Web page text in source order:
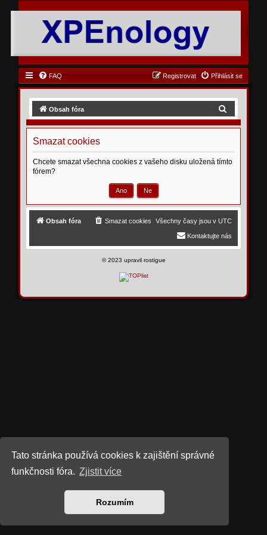
Tato stránka používá cookies k zajištění správné
funkčnosti fóra. Zjistit více
Rozumím
FAQ Přihlásit se
Registrovat
Obsah fóra
d
a
Smazat cookies
Chcete smazat všechna cookies z vašeho disku uložená tímto
fórem?
Obsah fóra Všechny časy jsou v UTC
Smazat cookies
Kontaktujte nás
©2023 upravil rostigue